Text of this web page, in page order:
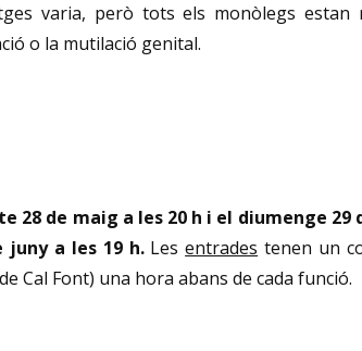
varia, però tots els monòlegs
o la mutilació genital.
28 de maig a les 20 h i el diumenge 29
juny a les 19 h. Lesentrades tenen un
Cal Font) una hora abans de cada funció.